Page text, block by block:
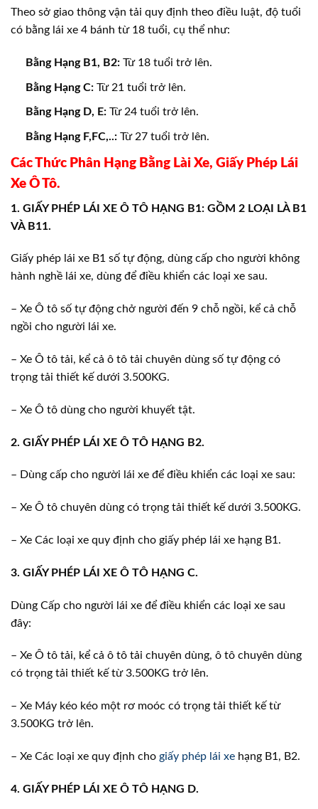
Theo sở giao thông vận tải quy định theo điều luật, độ tuổi
có bằng lái xe 4 bánh từ 18 tuổi, cụ thể như:
Bằng Hạng B1, B2:Từ 18 tuổi trở lên.
Bằng Hạng C:Từ 21 tuổi trở lên.
Bằng Hạng D, E:Từ 24 tuổi trở lên.
Bằng Hạng F,FC,..:Từ 27 tuổi trở lên.
Các Thức Phân Hạng Bằng Lài Xe, Giấy Phép Lái
Xe Ô Tô.
1. GIẤY PHÉP LÁI XE Ô TÔ HẠNG B1: GỒM 2 LOẠI LÀ B1
VÀ B11.
Giấy phép lái xe B1 số tự động, dùng cấp cho người không
hành nghề lái xe, dùng để điều khiển các loại xe sau.
– Xe Ô tô số tự động chở người đến 9 chỗ ngồi, kể cả chỗ
ngồi cho người lái xe.
– Xe Ô tô tải, kể cả ô tô tải chuyên dùng số tự động có
trọng tải thiết kế dưới 3.500KG.
– Xe Ô tô dùng cho người khuyết tật.
2. GIẤY PHÉP LÁI XE Ô TÔ HẠNG B2.
– Dùng cấp cho người lái xe để điều khiển các loại xe sau:
– Xe Ô tô chuyên dùng có trọng tải thiết kế dưới 3.500KG.
– Xe Các loại xe quy định cho giấy phép lái xe hạng B1.
3. GIẤY PHÉP LÁI XE Ô TÔ HẠNG C.
Dùng Cấp cho người lái xe để điều khiển các loại xe sau
đây:
– Xe Ô tô tải, kể cả ô tô tải chuyên dùng, ô tô chuyên dùng
có trọng tải thiết kế từ 3.500KG trở lên.
– Xe Máy kéo kéo một rơ moóc có trọng tải thiết kế từ
3.500KG trở lên.
– Xe Các loại xe quy định cho giấy phép lái xe hạng B1, B2.
4. GIẤY PHÉP LÁI XE Ô TÔ HẠNG D.